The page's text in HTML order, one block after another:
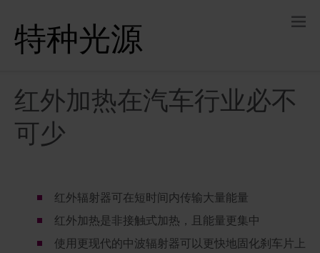
特种光源
红外加热在汽车行业必不
可少
红外辐射器可在短时间内传输大量能量
红外加热是非接触式加热，且能量更集中
使用更现代的中波辐射器可以更快地固化刹车片上